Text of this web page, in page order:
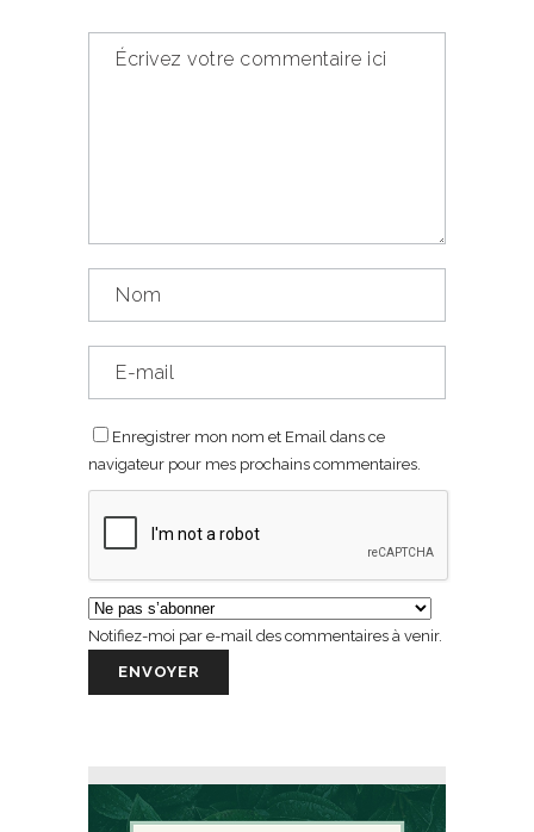
Enregistrer mon nom et Email dans ce
navigateur pour mes prochains commentaires.
Notifiez-moi par e-mail des commentaires à venir.